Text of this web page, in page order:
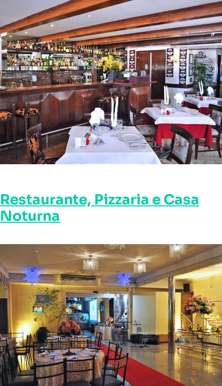
Restaurante, Pizzaria e Casa
Noturna